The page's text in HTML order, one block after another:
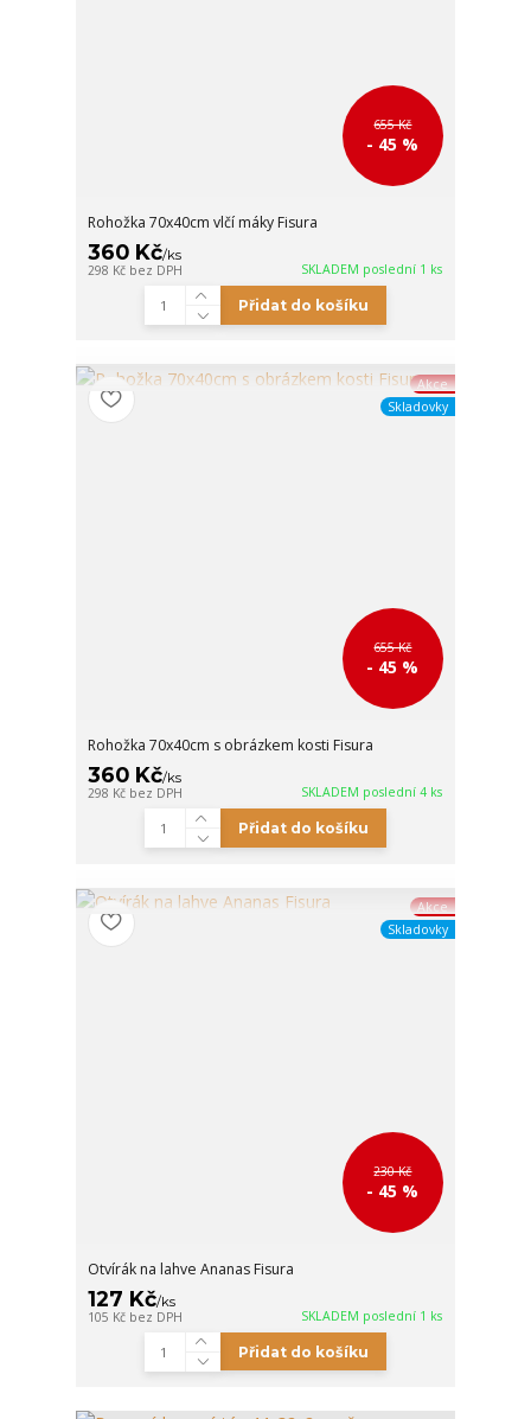
655 Kč
- 45 %
Rohožka 70x40cm vlčí máky Fisura
360 Kč/ks
298 Kč bez DPH SKLADEM poslední 1 ks
Přidat do košíku
Akce
Skladovky
655 Kč
- 45 %
Rohožka 70x40cm s obrázkem kosti Fisura
360 Kč/ks
298 Kč bez DPH SKLADEM poslední 4 ks
Přidat do košíku
Akce
Skladovky
230 Kč
- 45 %
Otvírák na lahve Ananas Fisura
127 Kč/ks
105 Kč bez DPH SKLADEM poslední 1 ks
Přidat do košíku